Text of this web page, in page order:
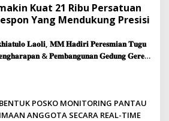
Kuat 21 Ribu Persatuan
Yang Mendukung Presisi
𝐋𝐚𝐨𝐥𝐢, 𝐌𝐌 𝐇𝐚𝐝𝐢𝐫𝐢 𝐏𝐞𝐫𝐞𝐬𝐦𝐢𝐚𝐧 𝐓𝐮𝐠𝐮
& 𝐏𝐞𝐦𝐛𝐚𝐧𝐠𝐮𝐧𝐚𝐧 𝐆𝐞𝐝𝐮𝐧𝐠 𝐆𝐞𝐫𝐞𝐣𝐚
POSKO MONITORING PANTAU
ANGGOTA SECARA REAL-TIME